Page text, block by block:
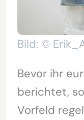
Bild: ©
Bevor ihr
berichtet,
Vorfeld